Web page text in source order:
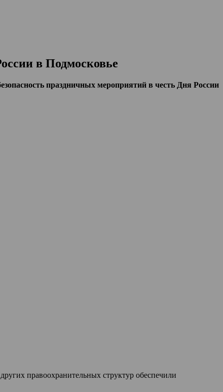
в Подмосковье
праздничных мероприятий в честь Дня России
правоохранительных структур обеспечили